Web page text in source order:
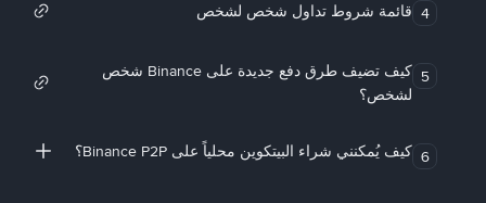
4 قائمة شروط تداول شخص لشخص
5
كيف تضيف طرق دفع جديدة على Binance شخص
لشخص؟
6 كيف يُمكنني شراء البيتكوين محلياً على Binance P2P؟